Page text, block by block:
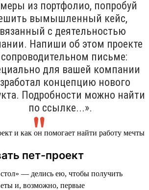
из портфолио, попробуй
вымышленный кейс,
с деятельностью
Напиши об этом проекте
сопроводительном письме:
для вашей компании
концепцию нового
Подробности можно найти
по ссылке...».
пет-проект
— делись ею, чтобы получить
и, возможно, первые